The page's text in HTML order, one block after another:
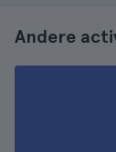
Andere